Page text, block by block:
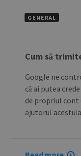
GENERAL
Cum să
Google ne
că ai putea
de propriul cont
ajutorul